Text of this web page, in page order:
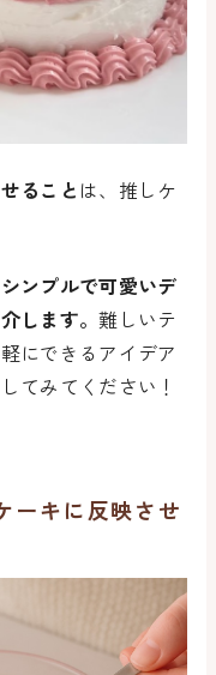
ること は、推しケ
シンプルで可愛いデ
します。難しいテ
にできるアイデア
てみてください！
ーキに反映させ